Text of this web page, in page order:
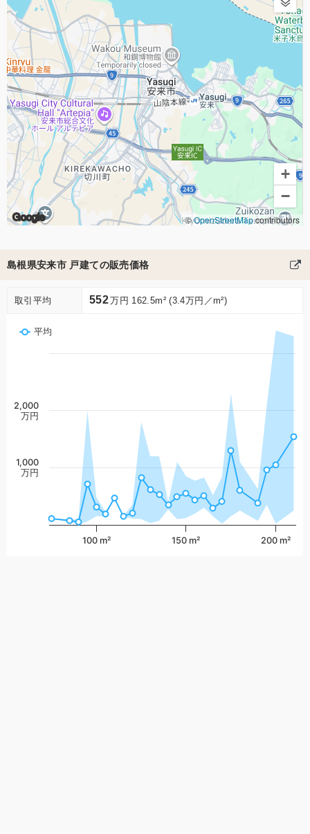
Google
+
−
©OpenStreetMapcontributors
島根県安来市 戸建ての販売価格
取引平均 552万円 162.5m² (3.4万円／m²)
平均
100 m² 150 m² 200 m²
1,000
万円
2,000
万円